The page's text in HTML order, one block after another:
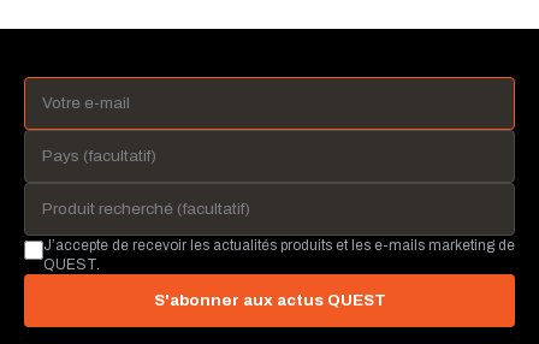
J’accepte de recevoir les actualités produits et les e-mails marketing de
QUEST.
S'abonner aux actus QUEST